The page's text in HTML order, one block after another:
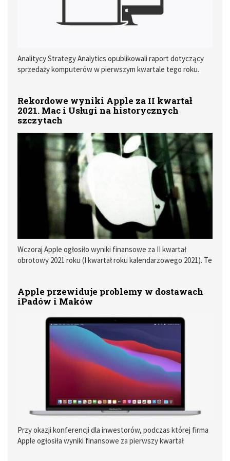
Analitycy Strategy Analytics opublikowali raport dotyczący
sprzedaży komputerów w pierwszym kwartale tego roku.
Rekordowe wyniki Apple za II kwartał
2021. Mac i Usługi na historycznych
szczytach
Wczoraj Apple ogłosiło wyniki finansowe za II kwartał
obrotowy 2021 roku (I kwartał roku kalendarzowego 2021). Te
Apple przewiduje problemy w dostawach
iPadów i Maków
Przy okazji konferencji dla inwestorów, podczas której firma
Apple ogłosiła wyniki finansowe za pierwszy kwartał